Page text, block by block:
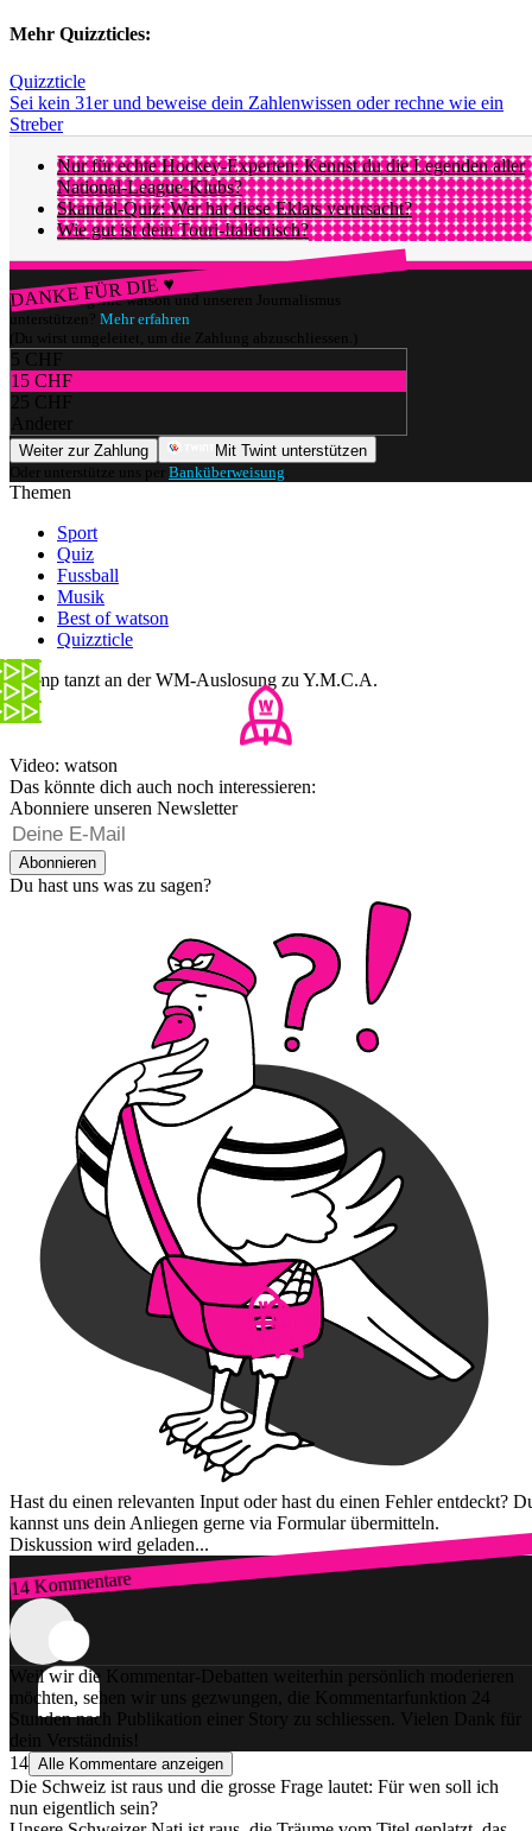
Mehr Quizzticles:
Quizzticle
Sei kein 31er und beweise dein Zahlenwissen oder rechne wie ein
Streber
Nur für echte Hockey-Experten: Kennst du die Legenden aller
National-League-Klubs?
Skandal-Quiz: Wer hat diese Eklats verursacht?
Wie gut ist dein Touri-Italienisch?
DANKE FÜR DIE ♥
Würdest du gerne watson und unseren Journalismus
unterstützen? Mehr erfahren
(Du wirst umgeleitet, um die Zahlung abzuschliessen.)
5 CHF
15 CHF
25 CHF
Anderer
Weiter zur Zahlung
Mit Twint unterstützen
Oder unterstütze uns per Banküberweisung
Themen
Sport
Quiz
Fussball
Musik
Best of watson
Quizzticle
Trump tanzt an der WM-Auslosung zu Y.M.C.A.
Video: watson
Das könnte dich auch noch interessieren:
Abonniere unseren Newsletter
Abonnieren
Du hast uns was zu sagen?
Hast du einen relevanten Input oder hast du einen Fehler entdeckt?
kannst uns dein Anliegen gerne via Formular übermitteln.
Diskussion wird geladen...
14 Kommentare
Zum Login
Weil wir die Kommentar-Debatten weiterhin persönlich moderieren
möchten, sehen wir uns gezwungen, die Kommentarfunktion 24
Stunden nach Publikation einer Story zu schliessen. Vielen Dank für
dein Verständnis!
14 Alle Kommentare anzeigen
Die Schweiz ist raus und die grosse Frage lautet: Für wen soll ich
nun eigentlich sein?